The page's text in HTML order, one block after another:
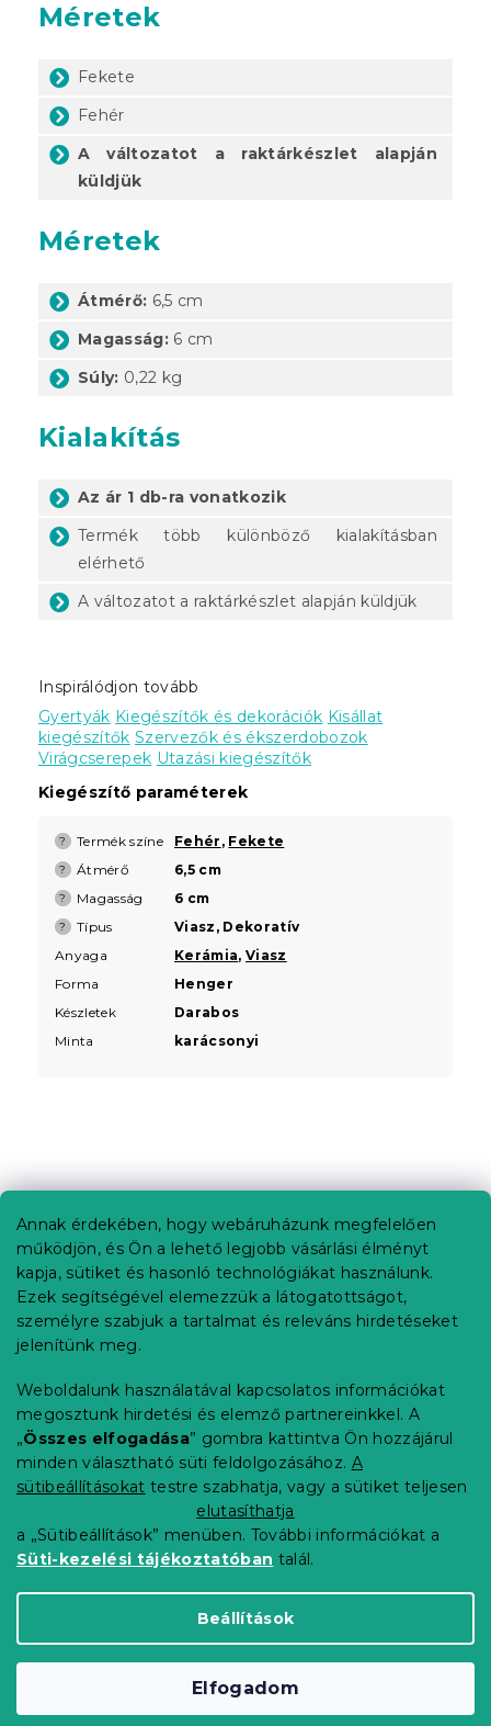
Annak érdekében, hogy webáruházunk megfelelően
működjön, és Ön a lehető legjobb vásárlási élményt
kapja, sütiket és hasonló technológiákat használunk.
Ezek segítségével elemezzük a látogatottságot,
személyre szabjuk a tartalmat és releváns hirdetéseket
jelenítünk meg.
Weboldalunk használatával kapcsolatos információkat
megosztunk hirdetési és elemző partnereinkkel. A
„Összes elfogadása” gombra kattintva Ön hozzájárul
minden választható süti feldolgozásához. A
sütibeállításokat testre szabhatja, vagy a sütiket teljesen
elutasíthatja
a „Sütibeállítások” menüben. További információkat a
Süti-kezelési tájékoztatóban talál.
Beállítások
Elfogadom
Méretek
Fekete
Fehér
A változatot a raktárkészlet alapján
küldjük
Méretek
Átmérő: 6,5 cm
Magasság: 6 cm
Súly: 0,22 kg
Kialakítás
Az ár 1 db-ra vonatkozik
Termék több különböző kialakításban
elérhető
A változatot a raktárkészlet alapján küldjük
Inspirálódjon tovább
Gyertyák Kiegészítők és dekorációk Kisállat
kiegészítők Szervezők és ékszerdobozok
Virágcserepek Utazási kiegészítők
Kiegészítő paraméterek
? Termék színe Fehér , Fekete
? Átmérő 6,5 cm
? Magasság 6 cm
? Típus
Viasz, Dekoratív
Anyaga
Kerámia,Viasz
Forma
Henger
Készletek
Darabos
Minta
karácsonyi
á
Információ az Ön számára
Rendelés követése
Szállítási lehetőségek
Fizetési lehetőségek
Reklamáció és áruvisszaküldés
Elérhetőség
Általános szerződési feltételek
Adatvédelmi nyilatkozat
Blog
Partnereinknek
Copyright 2026Elerheto otthon. Minden jog
Süti beállítások szerkesztése